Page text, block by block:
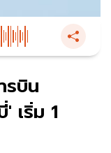
รบิน
เริ่ม 1